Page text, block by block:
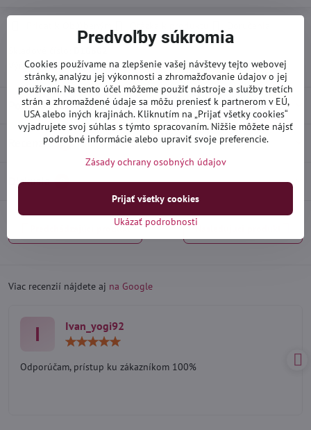
Výrobca:Heko
Popis
Recenzie 0
Diskusia 0
Predchádzajúci produkt Nasledujúci produkt
Viac recenzií nájdete aj na Google
I Ivan_yogi92
5
Odporúčam, prístup ku zákazníkom 100%
Predvoľby súkromia
Cookies používame na zlepšenie vašej návštevy tejto webovej
stránky, analýzu jej výkonnosti a zhromažďovanie údajov o jej
používaní. Na tento účel môžeme použiť nástroje a služby tretích
strán a zhromaždené údaje sa môžu preniesť k partnerom v EÚ,
USA alebo iných krajinách. Kliknutím na „Prijať všetky cookies“
vyjadrujete svoj súhlas s týmto spracovaním. Nižšie môžete nájsť
podrobné informácie alebo upraviť svoje preferencie.
Zásady ochrany osobných údajov
Ukázať podrobnosti
Prijať všetky cookies